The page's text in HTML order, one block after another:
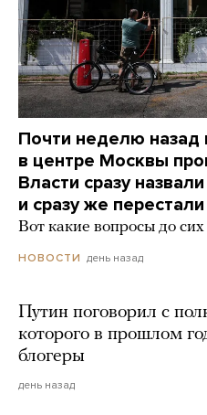
Почти неделю назад
в центре Москвы
Власти сразу
и сразу же
Вот какие вопросы до сих
НОВОСТИ день назад
Путин поговорил с
которого в прошлом
блогеры
день назад